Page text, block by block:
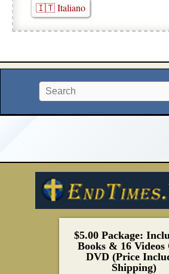
🇮🇹 Italiano
$5.00 Package:
Books & 16 Videos
DVD (Price
Shipping)